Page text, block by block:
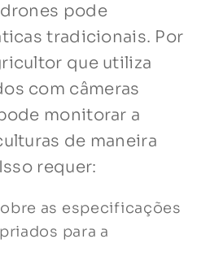
pode
tradicionais. Por
que utiliza
com câmeras
monitorar a
de maneira
requer:
as especificações
para a